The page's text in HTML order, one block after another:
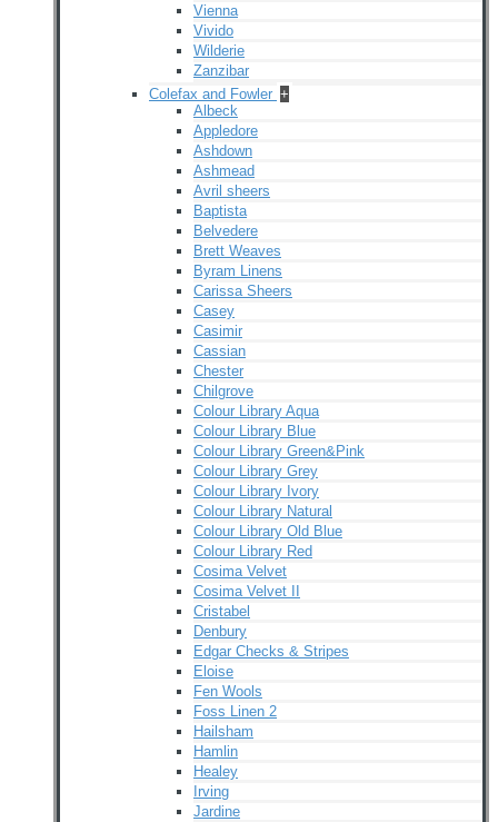
Vienna
Vivido
Wilderie
Zanzibar
Colefax and Fowler +
Albeck
Appledore
Ashdown
Ashmead
Avril sheers
Baptista
Belvedere
Brett Weaves
Byram Linens
Carissa Sheers
Casey
Casimir
Cassian
Chester
Chilgrove
Colour Library Aqua
Colour Library Blue
Colour Library Green&Pink
Colour Library Grey
Colour Library Ivory
Colour Library Natural
Colour Library Old Blue
Colour Library Red
Cosima Velvet
Cosima Velvet II
Cristabel
Denbury
Edgar Checks & Stripes
Eloise
Fen Wools
Foss Linen 2
Hailsham
Hamlin
Healey
Irving
Jardine